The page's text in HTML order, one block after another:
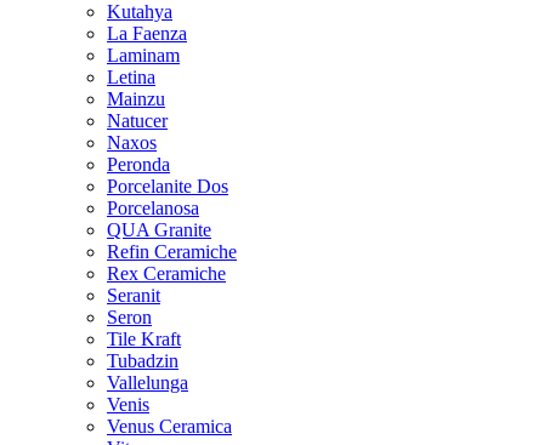
Kutahya
La Faenza
Laminam
Letina
Mainzu
Natucer
Naxos
Peronda
Porcelanite Dos
Porcelanosa
QUA Granite
Refin Ceramiche
Rex Ceramiche
Seranit
Seron
Tile Kraft
Tubadzin
Vallelunga
Venis
Venus Ceramica